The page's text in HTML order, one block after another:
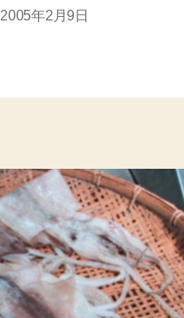
2005年2月9日